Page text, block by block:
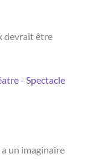
devrait être
- Spectacle
un imaginaire